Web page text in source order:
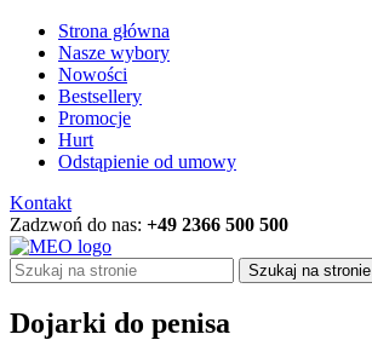
Strona główna
Nasze wybory
Nowości
Bestsellery
Promocje
Hurt
Odstąpienie od umowy
Kontakt
Zadzwoń do nas: +49 2366 500 500
Szukaj na stronie
Dojarki do penisa